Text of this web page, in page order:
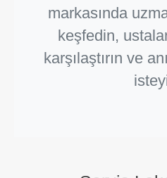
markasında
keşfedin,
karşılaştırın ve